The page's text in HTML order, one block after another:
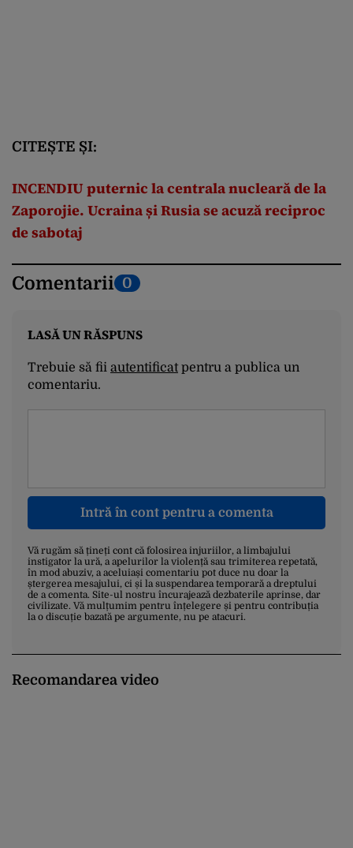
CITEȘTE ȘI:
INCENDIU puternic la centrala nucleară de la
Zaporojie. Ucraina și Rusia se acuză reciproc
de sabotaj
Comentarii 0
LASĂ UN RĂSPUNS
Trebuie să fii autentificatpentru a publica un
comentariu.
Intră în cont pentru a comenta
Vă rugăm să țineți cont că folosirea injuriilor, a limbajului
instigator la ură, a apelurilor la violență sau trimiterea repetată,
în mod abuziv, a aceluiași comentariu pot duce nu doar la
ștergerea mesajului, ci și la suspendarea temporară a dreptului
de a comenta. Site-ul nostru încurajează dezbaterile aprinse, dar
civilizate. Vă mulțumim pentru înțelegere și pentru contribuția
la o discuție bazată pe argumente, nu pe atacuri.
Recomandarea video